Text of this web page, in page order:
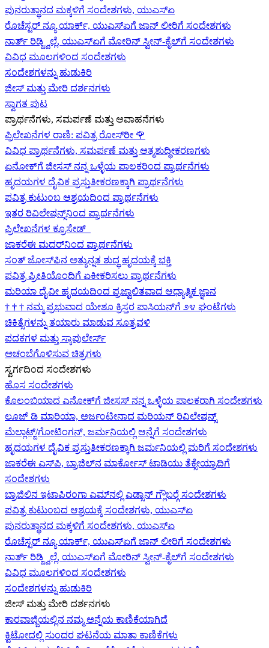
ಪುನರುತ್ಥಾನದ ಮಕ್ಕಳಿಗೆ ಸಂದೇಶಗಳು, ಯುಎಸ್‌ಏ
ರೊಚೆಸ್ಟರ್ ನ್ಯೂ ಯಾರ್ಕ್, ಯುಎಸ್‌ಏ‍ಗೆ ಜಾನ್ ಲೀರಿ‍ಗೆ ಸಂದೇಶಗಳು
ನಾರ್ತ್ ರಿಡ್ಜ್ವಿಲ್ಲೆ, ಯುಎಸ್‌ಏ‍ಗೆ ಮೋರಿನ್ ಸ್ವೀನ್-ಕೈಲ್‍ಗೆ ಸಂದೇಶಗಳು
ವಿವಿಧ ಮೂಲಗಳಿಂದ ಸಂದೇಶಗಳು
ಸಂದೇಶಗಳನ್ನು ಹುಡುಕಿರಿ
ಜೀಸ್‌ ಮತ್ತು ಮೇರಿ ದರ್ಶನಗಳು
ಸ್ವಾಗತ ಪುಟ
ಪ್ರಾರ್ಥನೆಗಳು, ಸಮರ್ಪಣೆ ಮತ್ತು ಆವಾಹನೆಗಳು
ಪ್ರಿಲೇಖನೆಗಳ ರಾಣಿ: ಪವಿತ್ರ ರೋಸ್‌ರೀ 🌹
ವಿವಿಧ ಪ್ರಾರ್ಥನೆಗಳು, ಸಮರ್ಪಣೆ ಮತ್ತು ಆತ್ಮಶುದ್ಧೀಕರಣಗಳು
ಏನೋಕ್‍ಗೆ ಜೀಸಸ್ ನನ್ನ ಒಳ್ಳೆಯ ಪಾಲಕರಿಂದ ಪ್ರಾರ್ಥನೆಗಳು
ಹೃದಯಗಳ ದೈವಿಕ ಪ್ರಸ್ತುತೀಕರಣಕ್ಕಾಗಿ ಪ್ರಾರ್ಥನೆಗಳು
ಪವಿತ್ರ ಕುಟುಂಬ ಆಶ್ರಯದಿಂದ ಪ್ರಾರ್ಥನೆಗಳು
ಇತರ ರಿವಿಲೇಷನ್ಸ್‌ನಿಂದ ಪ್ರಾರ್ಥನೆಗಳು
ಪ್ರಿಲೇಖನೆಗಳ ಕ್ರೂಸೇಡ್
ಜಾಕರೆಈ ಮದರ್‌ನಿಂದ ಪ್ರಾರ್ಥನೆಗಳು
ಸಂತ್ ಜೋಸ್‌ಫಿನ ಅತ್ಯುನ್ನತ ಶುದ್ಧ ಹೃದಯಕ್ಕೆ ಭಕ್ತಿ
ಪವಿತ್ರ ಪ್ರೀತಿಯೊಂದಿಗೆ ಏಕೀಕರಿಸಲು ಪ್ರಾರ್ಥನೆಗಳು
ಮರಿಯಾ ದೈವೀ ಹೃದಯದಿಂದ ಪ್ರಜ್ವಾಲಿತವಾದ ಆಧ್ಯಾತ್ಮಿಕ ಜ್ಞಾನ
† † † ನಮ್ಮ ಪ್ರಭುವಾದ ಯೇಶೂ ಕ್ರಿಸ್ತರ ಪಾಸಿಯನ್‌ಗೆ ೨೪ ಘಂಟೆಗಳು
ಚಿಕಿತ್ಸೆಗಳನ್ನು ತಯಾರು ಮಾಡುವ ಸೂತ್ರವಳಿ
ಪದಕಗಳ ಮತ್ತು ಸ್ಕಾಪುಲೇರ್ಸ್
ಅಚಂಬೆಗೊಳಿಸುವ ಚಿತ್ರಗಳು
ಸ್ವರ್ಗದಿಂದ ಸಂದೇಶಗಳು
ಹೊಸ ಸಂದೇಶಗಳು
ಕೊಲಂಬಿಯಾದ ಎನೋಕ್‍ಗೆ ಜೀಸಸ್ ನನ್ನ ಒಳ್ಳೆಯ ಪಾಲಕರಾಗಿ ಸಂದೇಶಗಳು
ಲೂಜ್ ಡಿ ಮಾರಿಯಾ, ಅರ್ಜಂಟೀನಾದ ಮರಿಯನ್ ರಿವಿಲೇಷನ್ಸ್
ಮೆಲ್ಲಾಟ್ಜ್/ಗೋಟಿಂಗನ್, ಜರ್ಮನಿಯಲ್ಲಿ ಆನ್ನೆಗೆ ಸಂದೇಶಗಳು
ಹೃದಯಗಳ ದೈವಿಕ ಪ್ರಸ್ತುತೀಕರಣಕ್ಕಾಗಿ ಜರ್ಮನಿಯಲ್ಲಿ ಮರಿಗೆ ಸಂದೇಶಗಳು
ಜಾಕರೆಈ ಎಸ್‌ಪಿ, ಬ್ರಾಜಿಲ್‌ನ ಮಾರ್ಕೋಸ್ ಟಾಡಿಯು ತೆಕ್ಸೇಯ್ರಾದಿಗೆ
ಸಂದೇಶಗಳು
ಬ್ರಾಜಿಲಿನ ಇಟಾಪಿರಂಗಾ ಎಮ್‌ನಲ್ಲಿ ಎಡ್ಸಾನ್ ಗ್ಲೌಬರ್‍ಗೆ ಸಂದೇಶಗಳು
ಪವಿತ್ರ ಕುಟುಂಬದ ಆಶ್ರಯಕ್ಕೆ ಸಂದೇಶಗಳು, ಯುಎಸ್‌ಏ
ಪುನರುತ್ಥಾನದ ಮಕ್ಕಳಿಗೆ ಸಂದೇಶಗಳು, ಯುಎಸ್‌ಏ
ರೊಚೆಸ್ಟರ್ ನ್ಯೂ ಯಾರ್ಕ್, ಯುಎಸ್‌ಏ‍ಗೆ ಜಾನ್ ಲೀರಿ‍ಗೆ ಸಂದೇಶಗಳು
ನಾರ್ತ್ ರಿಡ್ಜ್ವಿಲ್ಲೆ, ಯುಎಸ್‌ಏ‍ಗೆ ಮೋರಿನ್ ಸ್ವೀನ್-ಕೈಲ್‍ಗೆ ಸಂದೇಶಗಳು
ವಿವಿಧ ಮೂಲಗಳಿಂದ ಸಂದೇಶಗಳು
ಸಂದೇಶಗಳನ್ನು ಹುಡುಕಿರಿ
ಜೀಸ್‌ ಮತ್ತು ಮೇರಿ ದರ್ಶನಗಳು
ಕಾರವಾಜ್ಜಿಯಲ್ಲಿನ ನಮ್ಮ ಅನ್ನೆಯ ಕಾಣಿಕೆಯಾಗಿದೆ
ಕ್ವಿಟೋದಲ್ಲಿ ಸುಂದರ ಘಟನೆಯ ಮಾತಾ ಕಾಣಿಕೆಗಳು